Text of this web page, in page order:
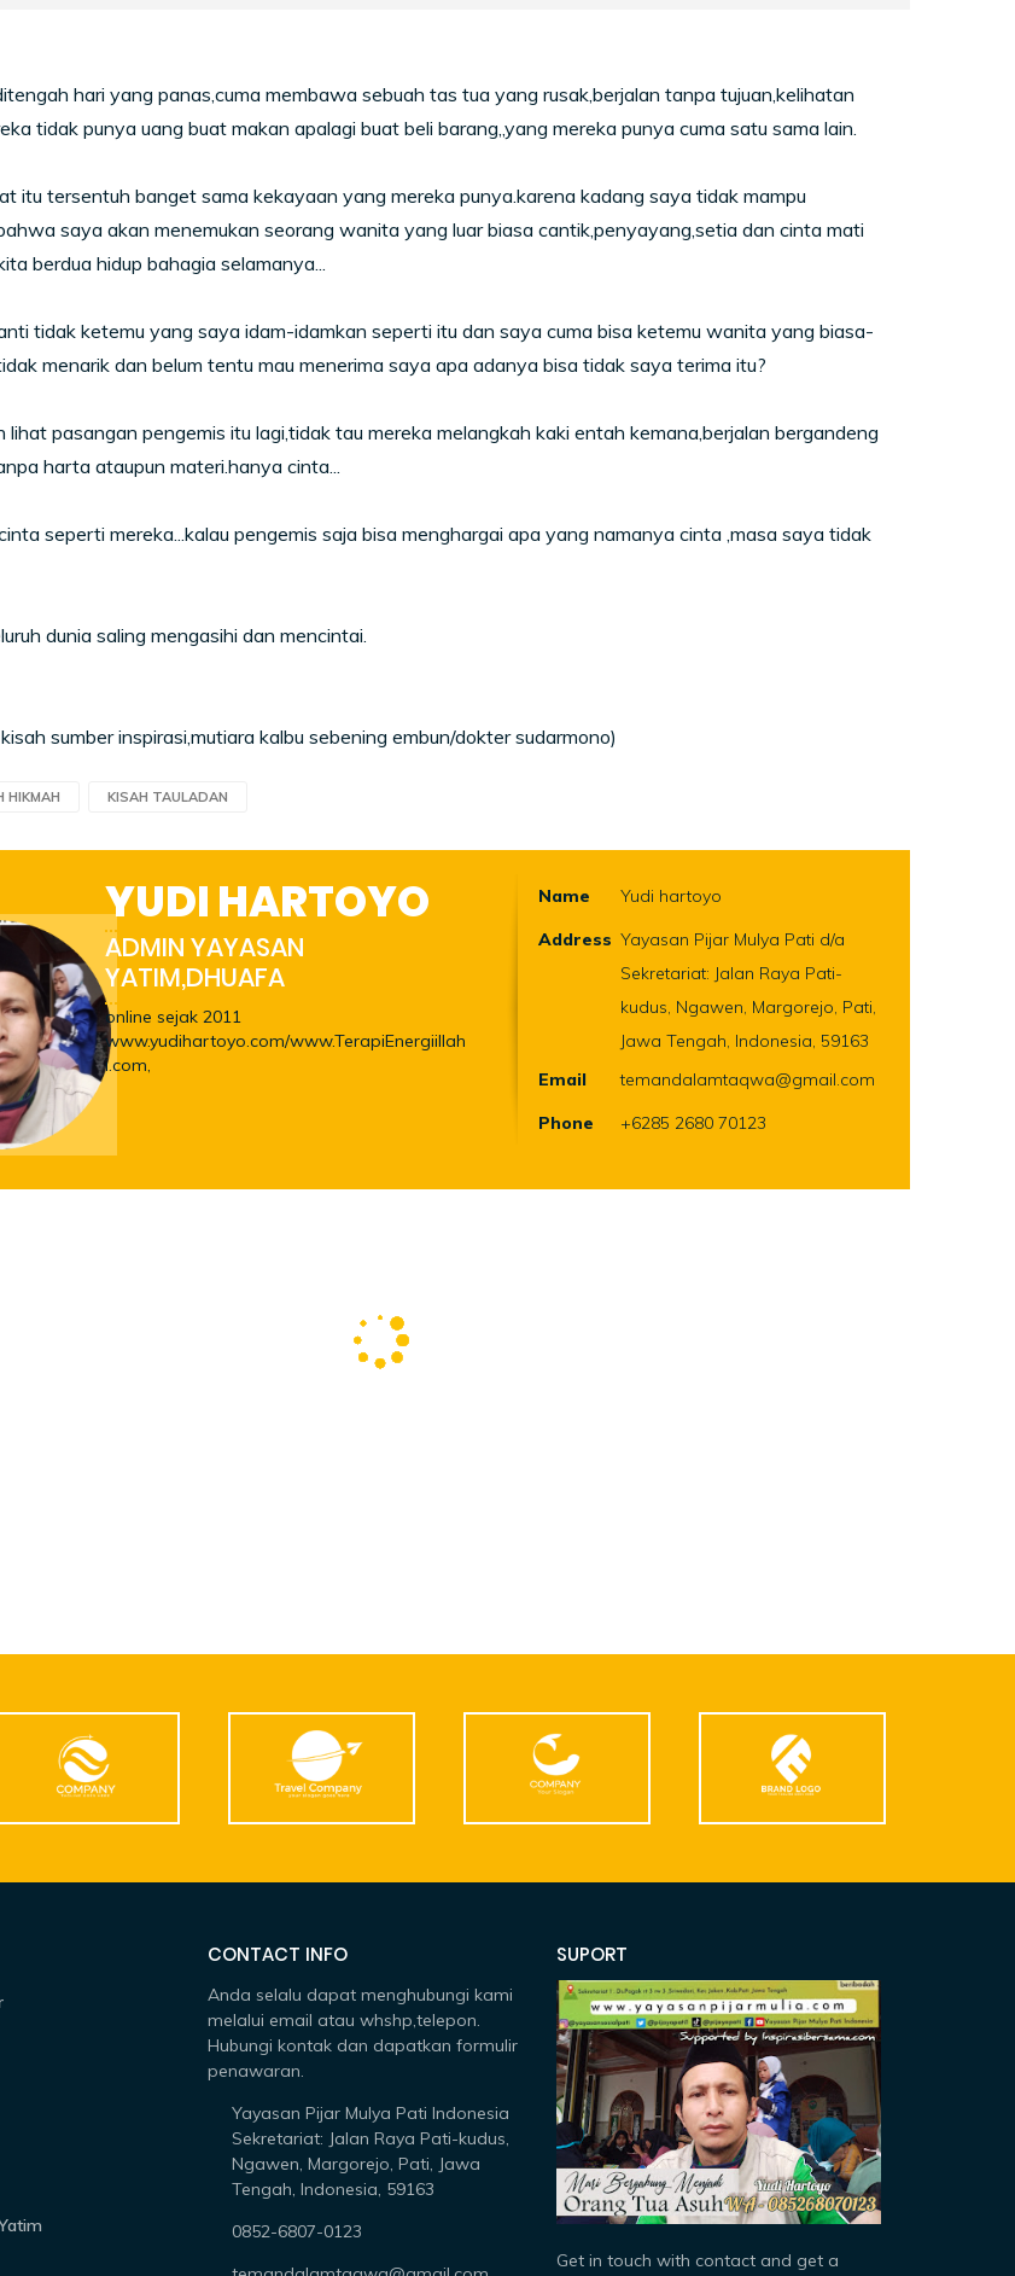
hari yang panas,cuma membawa sebuah tas tua yang rusak,berjalan tanpa tujuan,kelihatan
tidak punya uang buat makan apalagi buat beli barang,,yang mereka punya cuma satu sama lain.
itu tersentuh banget sama kekayaan yang mereka punya.karena kadang saya tidak mampu
saya akan menemukan seorang wanita yang luar biasa cantik,penyayang,setia dan cinta mati
berdua hidup bahagia selamanya...
tidak ketemu yang saya idam-idamkan seperti itu dan saya cuma bisa ketemu wanita yang biasa-
menarik dan belum tentu mau menerima saya apa adanya bisa tidak saya terima itu?
lihat pasangan pengemis itu lagi,tidak tau mereka melangkah kaki entah kemana,berjalan bergandeng
harta ataupun materi.hanya cinta...
seperti mereka...kalau pengemis saja bisa menghargai apa yang namanya cinta ,masa saya tidak
dunia saling mengasihi dan mencintai.
sumber inspirasi,mutiara kalbu sebening embun/dokter sudarmono)
HIKMAH KISAH TAULADAN
YUDI HARTOYO
ADMIN YAYASAN
YATIM,DHUAFA
online sejak 2011
www.yudihartoyo.com/www.TerapiEnergiillah
i.com,
Name
Yudi hartoyo
Address Yayasan Pijar Mulya Pati d/a
Sekretariat: Jalan Raya Pati-
kudus, Ngawen, Margorejo, Pati,
Jawa Tengah, Indonesia, 59163
Email
temandalamtaqwa@gmail.com
Phone
+6285 2680 70123
CONTACT INFO
Anda selalu dapat menghubungi kami
melalui email atau whshp,telepon.
Hubungi kontak dan dapatkan formulir
penawaran.
Yayasan Pijar Mulya Pati Indonesia
Sekretariat: Jalan Raya Pati-kudus,
Ngawen, Margorejo, Pati, Jawa
Tengah, Indonesia, 59163
0852-6807-0123
SUPORT
Get in touch with contact and get a